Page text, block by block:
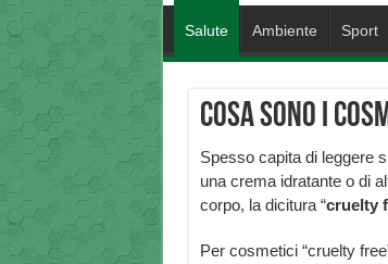
Salute Ambiente Sport
Cosa sono i
Spesso capita di leggere
una crema idratante o di
corpo, la dicitura “cruelty
Per cosmetici “cruelty